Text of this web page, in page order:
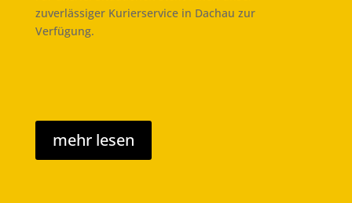
zuverlässiger Kurierservice in Dachau zur
Verfügung.
mehr lesen